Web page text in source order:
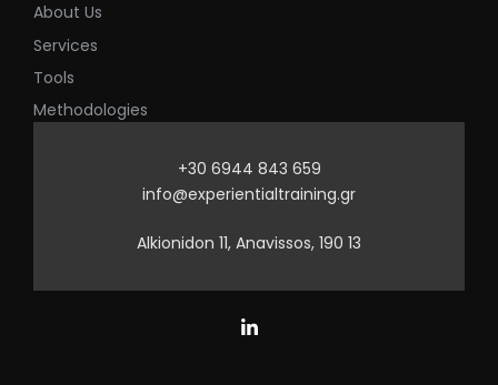
About Us
Services
Tools
Methodologies
+30 6944 843 659
info@experientialtraining.gr
Alkionidon 11, Anavissos, 190 13